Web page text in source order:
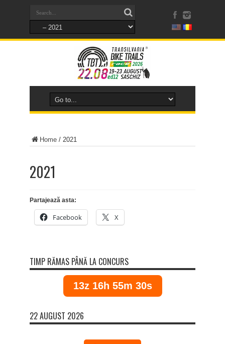
Home / 2021
2021
Partajează asta:
Facebook X
TIMP RĂMAS PÂNĂ LA CONCURS
13z 16h 55m 30s
22 AUGUST 2026